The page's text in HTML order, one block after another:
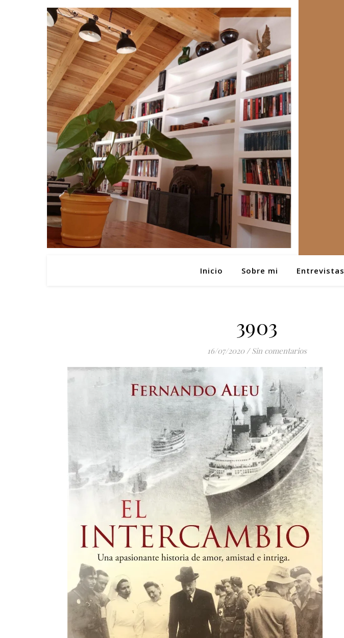
Inicio Sobre mi Entrevistas
3903
16/07/2020 / Sin comentarios